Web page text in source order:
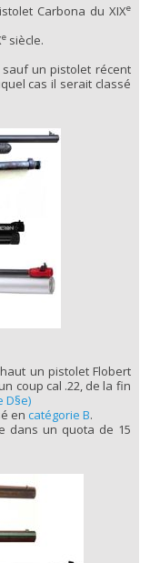
Carbona du XIXe
e siècle.
un pistolet récent
cas il serait classé
un pistolet Flobert
coup cal .22, de la fin
D§e)
encatégorie B.
dans un quota de 15